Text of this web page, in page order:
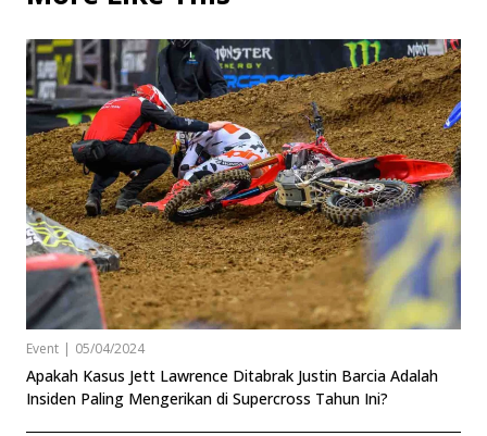
Event | 05/04/2024
Apakah Kasus Jett Lawrence Ditabrak Justin Barcia Adalah
Insiden Paling Mengerikan di Supercross Tahun Ini?